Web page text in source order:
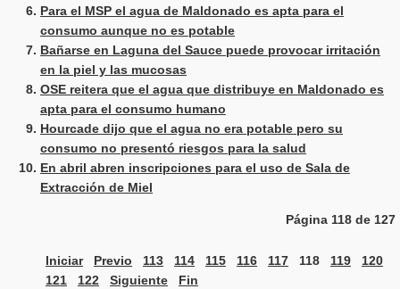
Para el MSP el agua de Maldonado es apta para el
consumo aunque no es potable
Bañarse en Laguna del Sauce puede provocar irritación
en la piel y las mucosas
OSE reitera que el agua que distribuye en Maldonado es
apta para el consumo humano
Hourcade dijo que el agua no era potable pero su
consumo no presentó riesgos para la salud
En abril abren inscripciones para el uso de Sala de
Extracción de Miel
Página 118 de 127
Iniciar Previo 113 114 115 116 117 118 119
120
121
122 Siguiente Fin